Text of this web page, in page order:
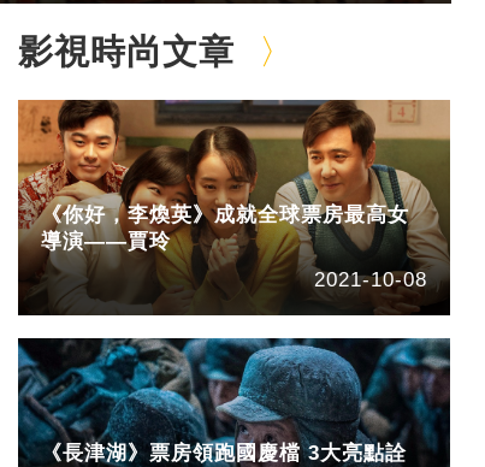
影視時尚文章
《你好，李煥英》成就全球票房最高女
導演——賈玲
2021-10-08
《長津湖》票房領跑國慶檔 3大亮點詮